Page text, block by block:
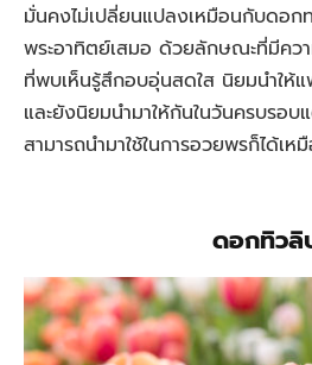
มั่นคงไม่เปลี่ยนแปลงเหมือนกับดอก
พระอาทิตย์เสมอ ด้วยลักษณะที่มีคว
ที่พบเห็นรู้สึกอบอุ่นสดใส นิยมนำให้แ
และยังนิยมนำมาให้กันในวันครบรอ
สามารถนำมาใช้ในการอวยพรก็ได้เห
ดอกทิวลิ